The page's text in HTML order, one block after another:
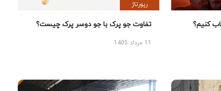
کنیم؟
رپورتاژ
تفاوت جو پرک با جو دوسر پرک چیست؟